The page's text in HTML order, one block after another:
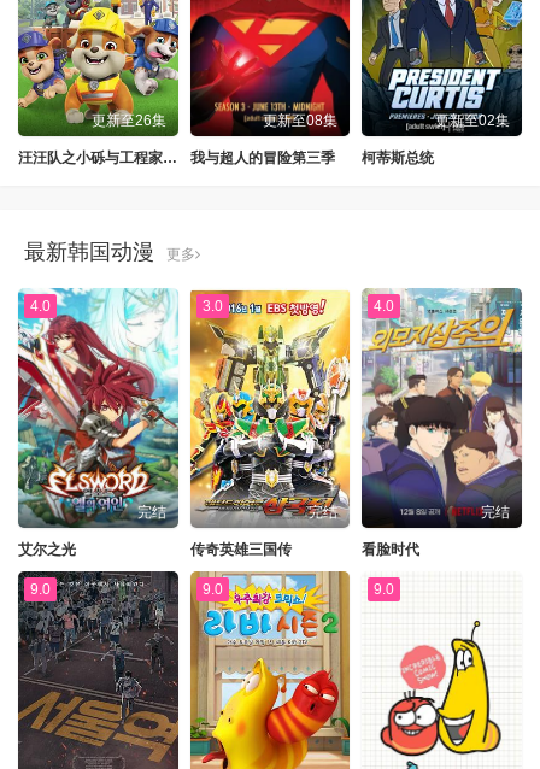
更新至26集
汪汪队之小砾与工程家族第三季
更新至08集
我与超人的冒险第三季
更新至02集
柯蒂斯总统
最新韩国动漫 更多
4.0
完结
艾尔之光
3.0
完结
传奇英雄三国传
4.0
完结
看脸时代
9.0 9.0 9.0